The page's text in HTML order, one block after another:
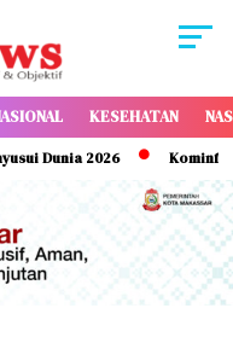
KESEHATAN
Dunia 2026 Kominfo